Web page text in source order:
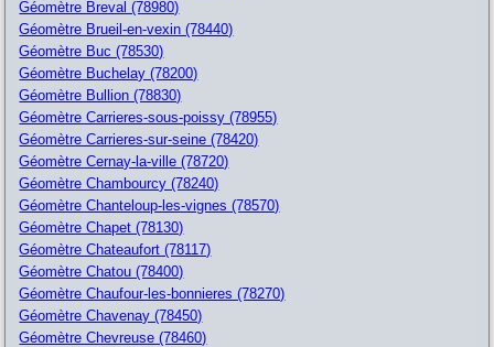
Géomètre Breval (78980)
Géomètre Brueil-en-vexin (78440)
Géomètre Buc (78530)
Géomètre Buchelay (78200)
Géomètre Bullion (78830)
Géomètre Carrieres-sous-poissy (78955)
Géomètre Carrieres-sur-seine (78420)
Géomètre Cernay-la-ville (78720)
Géomètre Chambourcy (78240)
Géomètre Chanteloup-les-vignes (78570)
Géomètre Chapet (78130)
Géomètre Chateaufort (78117)
Géomètre Chatou (78400)
Géomètre Chaufour-les-bonnieres (78270)
Géomètre Chavenay (78450)
Géomètre Chevreuse (78460)